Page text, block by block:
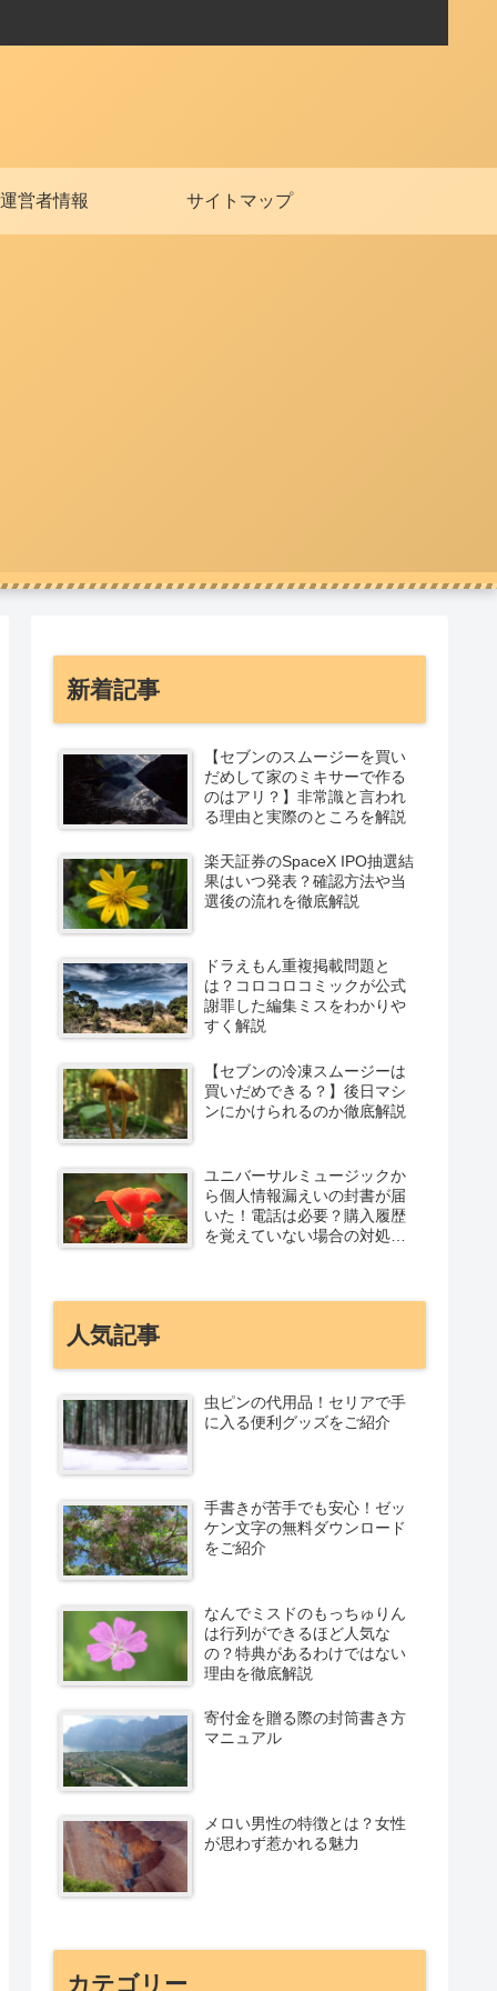
運営者情報 サイトマップ
新着記事
【セブンのスムージーを買い
だめして家のミキサーで作る
のはアリ？】非常識と言われ
る理由と実際のところを解説
楽天証券のSpaceX IPO抽選結
果はいつ発表？確認方法や当
選後の流れを徹底解説
ドラえもん重複掲載問題と
は？コロコロコミックが公式
謝罪した編集ミスをわかりや
すく解説
【セブンの冷凍スムージーは
買いだめできる？】後日マシ
ンにかけられるのか徹底解説
ユニバーサルミュージックか
ら個人情報漏えいの封書が届
いた！電話は必要？購入履歴
を覚えていない場合の対処法
人気記事
虫ピンの代用品！セリアで手
に入る便利グッズをご紹介
手書きが苦手でも安心！ゼッ
ケン文字の無料ダウンロード
をご紹介
なんでミスドのもっちゅりん
は行列ができるほど人気な
の？特典があるわけではない
理由を徹底解説
寄付金を贈る際の封筒書き方
マニュアル
メロい男性の特徴とは？女性
が思わず惹かれる魅力
カテゴリー